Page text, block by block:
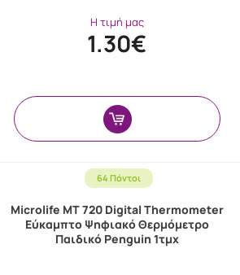
Η τιμή μας
1.30€
64 Πόντοι
Microlife MT 720 Digital Thermometer
Εύκαμπτο Ψηφιακό Θερμόμετρο
Παιδικό Penguin 1τμχ